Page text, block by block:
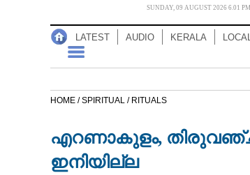
NOTIFIED NEWS
NEWS 360
SUNDAY, 09 AUGUST 2026 6.01
LATEST AUDIO KERALA
HOME /SPIRITUAL / RITUALS
എറണാകുളം,
ഇനിയില്ല